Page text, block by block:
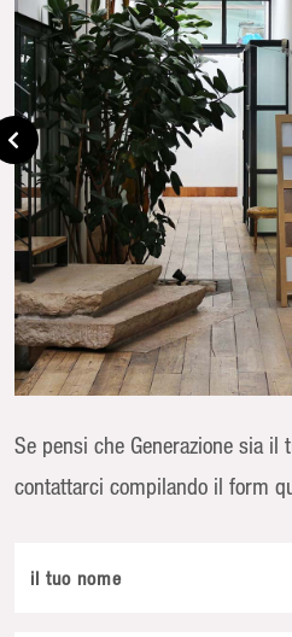
Se pensi che Generazione sia il
contattarci compilando il form
il tuo nome